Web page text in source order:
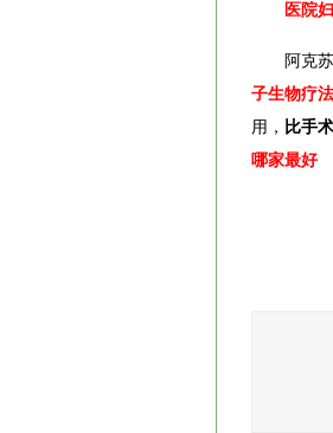
医院
阿克苏
子生物疗法
用， 比手
哪家最好